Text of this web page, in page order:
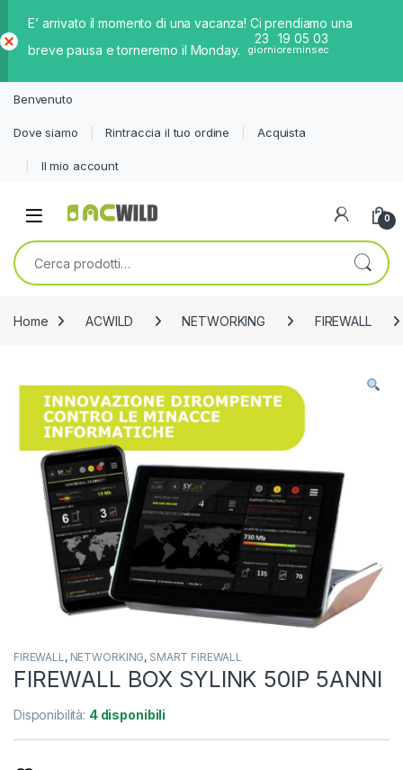
E’ arrivato il momento di una vacanza! Ci prendiamo una
breve pausa e torneremo il Monday.
23
giorni
19
ore
05
min
03
sec
iud
Benvenuto
Dove siamo Rintraccia il tuo ordine Acquista
Il mio account
0
Cerca:
Home ACWILD NETWORKING FIREWALL
FIREWALL , NETWORKING, SMART FIREWALL
FIREWALL BOX SYLINK 50IP 5ANNI
Disponibilità: 4 disponibili